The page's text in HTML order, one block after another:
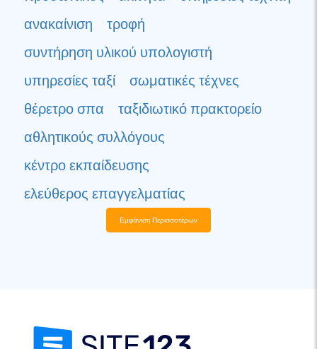
ανακαίνιση
τροφή
συντήρηση υλικού υπολογιστή
υπηρεσίες ταξί
σωματικές τέχνες
θέρετρο σπα
ταξιδιωτικό πρακτορείο
αθλητικούς συλλόγους
κέντρο εκπαίδευσης
ελεύθερος επαγγελματίας
Εμφάνιση Περισσοτέρων